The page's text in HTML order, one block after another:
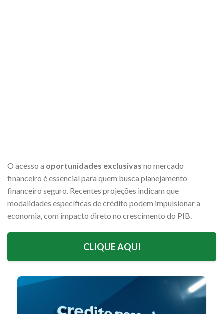
O acesso a oportunidades exclusivas no mercado
financeiro é essencial para quem busca planejamento
financeiro seguro. Recentes projeções indicam que
modalidades específicas de crédito podem impulsionar a
economia, com impacto direto no crescimento do PIB.
CLIQUE AQUI